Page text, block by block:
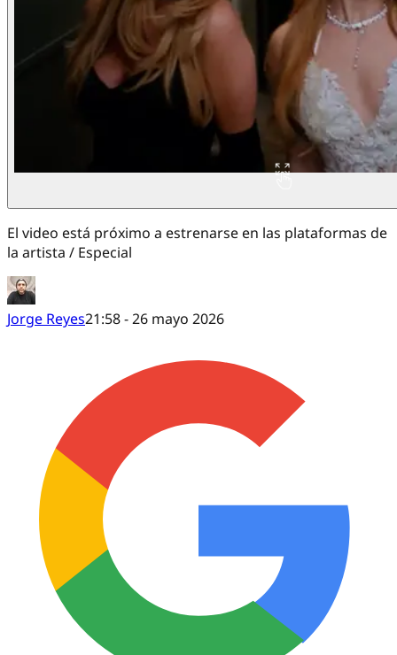
El video está próximo a estrenarse en las plataformas de
la artista / Especial
Jorge Reyes21:58 - 26 mayo 2026